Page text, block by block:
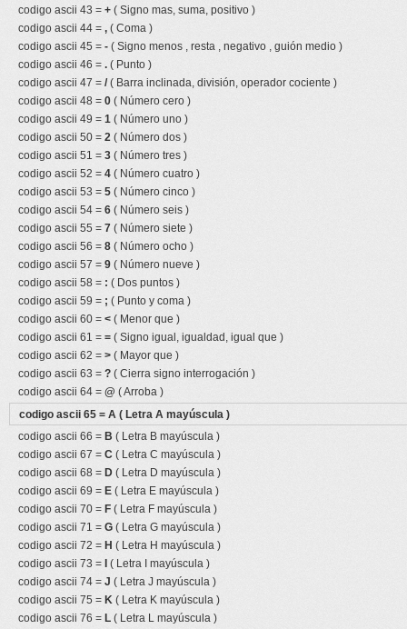
codigo ascii 43 = + ( Signo mas, suma, positivo )
codigo ascii 44 = , ( Coma )
codigo ascii 45 = - ( Signo menos , resta , negativo , guión medio )
codigo ascii 46 = . ( Punto )
codigo ascii 47 = /( Barra inclinada, división, operador cociente )
codigo ascii 48 = 0 ( Número cero )
codigo ascii 49 = 1 ( Número uno )
codigo ascii 50 = 2 ( Número dos )
codigo ascii 51 = 3 ( Número tres )
codigo ascii 52 = 4 ( Número cuatro )
codigo ascii 53 = 5 ( Número cinco )
codigo ascii 54 = 6 ( Número seis )
codigo ascii 55 = 7 ( Número siete )
codigo ascii 56 = 8 ( Número ocho )
codigo ascii 57 = 9 ( Número nueve )
codigo ascii 58 = : ( Dos puntos )
codigo ascii 59 = ; ( Punto y coma )
codigo ascii 60 = < ( Menor que )
codigo ascii 61 = = ( Signo igual, igualdad, igual que )
codigo ascii 62 = > ( Mayor que )
codigo ascii 63 = ? ( Cierra signo interrogación )
codigo ascii 64 = @ ( Arroba )
codigo ascii 65 = A ( Letra A mayúscula )
codigo ascii 66 = B ( Letra B mayúscula )
codigo ascii 67 = C ( Letra C mayúscula )
codigo ascii 68 = D ( Letra D mayúscula )
codigo ascii 69 = E ( Letra E mayúscula )
codigo ascii 70 = F ( Letra F mayúscula )
codigo ascii 71 = G ( Letra G mayúscula )
codigo ascii 72 = H ( Letra H mayúscula )
codigo ascii 73 =
( Letra I mayúscula )
codigo ascii 74 = J ( Letra J mayúscula )
codigo ascii 75 = K ( Letra K mayúscula )
codigo ascii 76 = L ( Letra L mayúscula )